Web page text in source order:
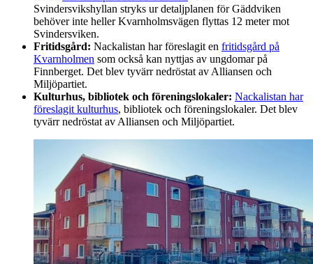
Svindersvikshyllan stryks ur detaljplanen för Gäddviken
behöver inte heller Kvarnholmsvägen flyttas 12 meter mot
Svindersviken.
Fritidsgård: Nackalistan har föreslagit en fritidsgård på
Kvarnholmen som också kan nyttjas av ungdomar på
Finnberget. Det blev tyvärr nedröstat av Alliansen och
Miljöpartiet.
Kulturhus, bibliotek och föreningslokaler: Nackalistan har
föreslagit kulturhus, bibliotek och föreningslokaler. Det blev
tyvärr nedröstat av Alliansen och Miljöpartiet.